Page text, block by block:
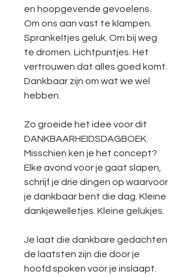
en hoopgevende gevoelens.
Om ons aan vast te klampen.
Sprankeltjes geluk. Om bij weg
te dromen. Lichtpuntjes. Het
vertrouwen dat alles goed komt.
Dankbaar zijn om wat we wel
hebben.
Zo groeide het idee voor dit
DANKBAARHEIDSDAGBOEK.
Misschien ken je het concept?
Elke avond voor je gaat slapen,
schrijf je drie dingen op waarvoor
je dankbaar bent die dag. Kleine
dankjewelletjes. Kleine gelukjes.
Je laat die dankbare gedachten
de laatsten zijn die door je
hoofd spoken voor je inslaapt.